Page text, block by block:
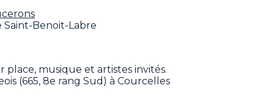
Benoit-Labre
place, musique et artistes invités.
(665, 8e rang Sud) à Courcelles